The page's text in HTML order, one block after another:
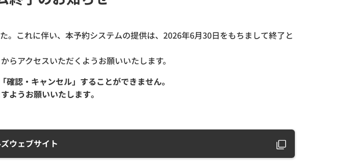
これに伴い、本予約システムの提供は、2026年6月30日をもちまして終了と
アクセスいただくようお願いいたします。
認・キャンセル」することができません。
ようお願いいたします。
ウェブサイト